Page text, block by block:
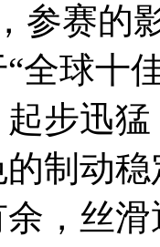
参赛的
全球十
步迅
制动
，丝